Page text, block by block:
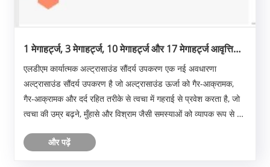
1 मेगाहर्ट्ज, 3 मेगाहर्ट्ज, 10 मेगाहर्ट्ज और 17 मेगाहर्ट्ज आवृत्ति
अल्ट्रासाउंड
एलडीएम कार्यात्मक अल्ट्रासाउंड सौंदर्य उपकरण एक नई अवधारणा
अल्ट्रासाउंड सौंदर्य उपकरण है जो अल्ट्रासाउंड ऊर्जा को गैर-आक्रामक,
गैर-आक्रामक और दर्द रहित तरीके से त्वचा में गहराई से प्रवेश करता है, जो
त्वचा की उम्र बढ़ने, मुँहासे और विश्राम जैसी समस्याओं को व्यापक रूप से हल
और पढ़ें